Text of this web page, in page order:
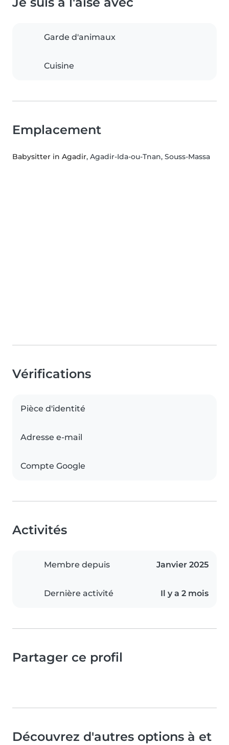
Garde d'animaux
Cuisine
Emplacement
Babysitter in Agadir, Agadir-Ida-ou-Tnan, Souss-Massa
Vérifications
Pièce d'identité
Adresse e-mail
Compte Google
Activités
Membre depuis Janvier 2025
Dernière activité Il y a 2 mois
Partager ce profil
Découvrez d'autres options à et